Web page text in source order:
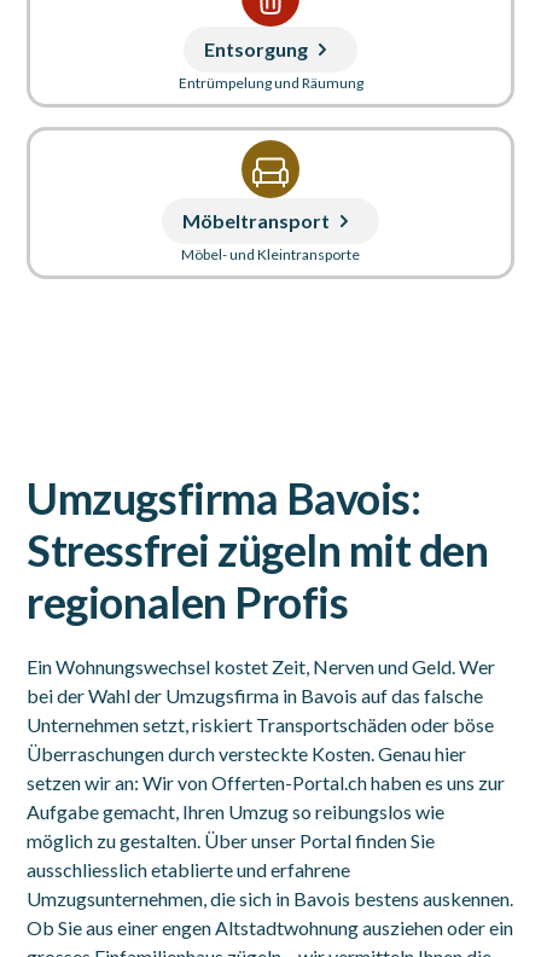
Entsorgung
Entrümpelung und Räumung
Möbeltransport
Möbel- und Kleintransporte
Umzugsfirma Bavois:
Stressfrei zügeln mit den
regionalen Profis
Ein Wohnungswechsel kostet Zeit, Nerven und Geld. Wer
bei der Wahl der Umzugsfirma in Bavois auf das falsche
Unternehmen setzt, riskiert Transportschäden oder böse
Überraschungen durch versteckte Kosten. Genau hier
setzen wir an: Wir von Offerten-Portal.ch haben es uns zur
Aufgabe gemacht, Ihren Umzug so reibungslos wie
möglich zu gestalten. Über unser Portal finden Sie
ausschliesslich etablierte und erfahrene
Umzugsunternehmen, die sich in Bavois bestens auskennen.
Ob Sie aus einer engen Altstadtwohnung ausziehen oder ein